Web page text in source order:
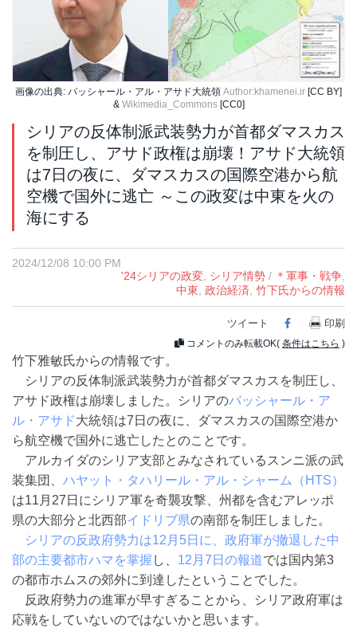
画像の出典: バッシャール・アル・アサド大統領 Author:khamenei.ir [CC BY]
& Wikimedia_Commons[CC0]
シリアの反体制派武装勢力が首都ダマスカス
を制圧し、アサド政権は崩壊！アサド大統領
は7日の夜に、ダマスカスの国際空港から航
空機で国外に逃亡 ～この政変は中東を火の
海にする
2024/12/08 10:00 PM
'24シリアの政変, シリア情勢 / ＊軍事・戦争,
中東, 政治経済, 竹下氏からの情報
ツイート Facebook
印刷
コメントのみ転載OK( 条件はこちら )
竹下雅敏氏からの情報です。
シリアの反体制派武装勢力が首都ダマスカスを制圧し、
アサド政権は崩壊しました。シリアのバッシャール・ア
ル・アサド大統領は7日の夜に、ダマスカスの国際空港か
ら航空機で国外に逃亡したとのことです。
アルカイダのシリア支部とみなされているスンニ派の武
装集団、 ハヤット・タハリール・アル・シャーム（HTS）
は11月27日にシリア軍を奇襲攻撃、州都を含むアレッポ
県の大部分と北西部イドリブ県の南部を制圧しました。
シリアの反政府勢力は12月5日に、政府軍が撤退した中
部の主要都市ハマを掌握 し、 12月7日の報道では国内第3
の都市ホムスの郊外に到達したということでした。
反政府勢力の進軍が早すぎることから、シリア政府軍は
応戦をしていないのではないかと思います。